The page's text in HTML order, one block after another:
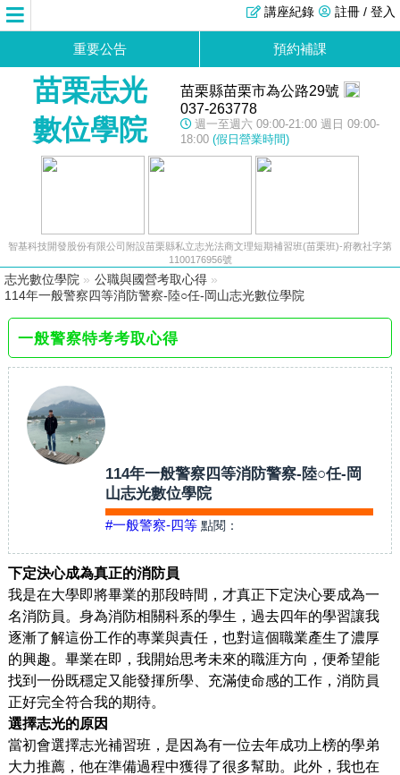
註冊 / 登入
講座紀錄
重要公告 預約補課
苗栗志光
數位學院
苗栗縣苗栗市為公路29號
037-263778
週一至週六 09:00-21:00 週日 09:00-
18:00 (假日營業時間)
智基科技開發股份有限公司附設苗栗縣私立志光法商文理短期補習班(苗栗班)-府教社字第
1100176956號
志光數位學院 » 公職與國營考取心得 »
114年一般警察四等消防警察-陸○任-岡山志光數位學院
一般警察特考考取心得
114年一般警察四等消防警察-陸○任-岡
山志光數位學院
#一般警察-四等 點閱：
下定決心成為真正的消防員
我是在大學即將畢業的那段時間，才真正下定決心要成為一
名消防員。身為消防相關科系的學生，過去四年的學習讓我
逐漸了解這份工作的專業與責任，也對這個職業產生了濃厚
的興趣。畢業在即，我開始思考未來的職涯方向，便希望能
找到一份既穩定又能發揮所學、充滿使命感的工作，消防員
正好完全符合我的期待。
選擇志光的原因
當初會選擇志光補習班，是因為有一位去年成功上榜的學弟
大力推薦，他在準備過程中獲得了很多幫助。此外，我也在